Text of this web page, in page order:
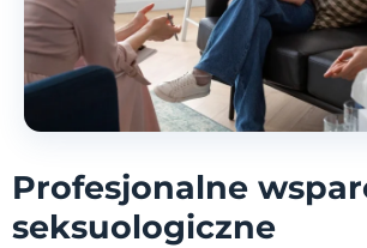
Profesjonalne
seksuologiczne